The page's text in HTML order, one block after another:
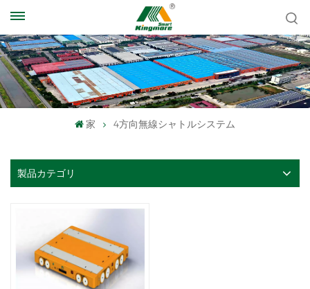
家 4方向無線シャトルシステム
製品カテゴリ